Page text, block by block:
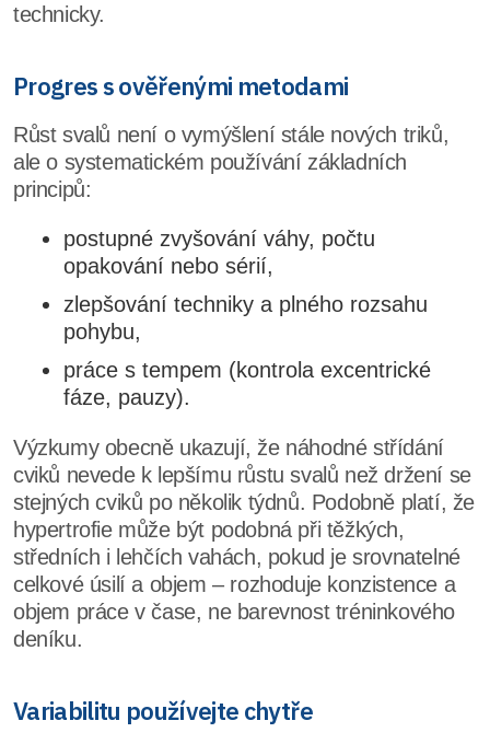
technicky.
Progres s ověřenými metodami
Růst svalů není o vymýšlení stále nových triků,
ale o systematickém používání základních
principů:
postupné zvyšování váhy, počtu
opakování nebo sérií,
zlepšování techniky a plného rozsahu
pohybu,
práce s tempem (kontrola excentrické
fáze, pauzy).
Výzkumy obecně ukazují, že náhodné střídání
cviků nevede k lepšímu růstu svalů než držení se
stejných cviků po několik týdnů. Podobně platí, že
hypertrofie může být podobná při těžkých,
středních i lehčích vahách, pokud je srovnatelné
celkové úsilí a objem – rozhoduje konzistence a
objem práce v čase, ne barevnost tréninkového
deníku.
Variabilitu používejte chytře